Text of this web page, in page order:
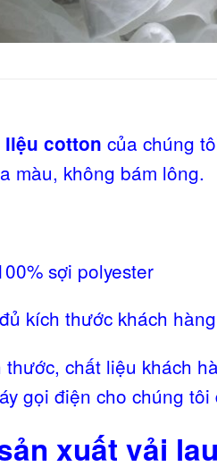
cotton của chúng
màu, không bám lông.
sợi polyester
kích thước khách
chất liệu khách
gọi điện cho chúng
xuất vải